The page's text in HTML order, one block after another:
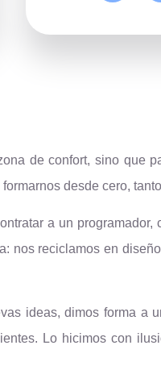
de confort, sino que
desde cero,
a un
nos reciclamos en
ideas, dimos forma
Lo hicimos con